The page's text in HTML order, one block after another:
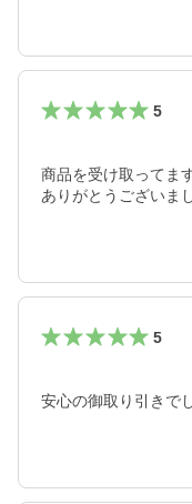
5
商品を受け取ってます
ありがとうございま
5
安心の御取り引きで